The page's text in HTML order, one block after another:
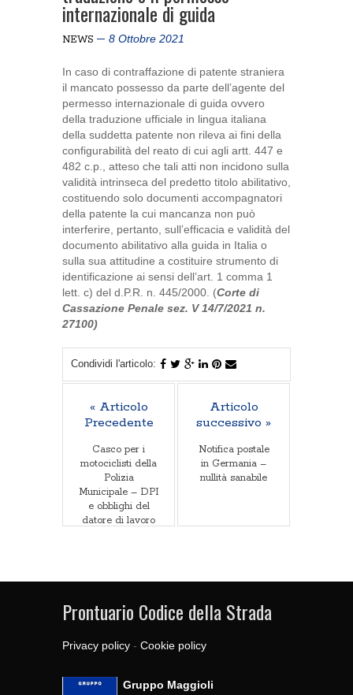
internazionale di guida
NEWS 8 Ottobre 2021
In caso di contraffazione di patente straniera
il mancato possesso da parte dell’agente del
permesso internazionale di guida ovvero
della traduzione ufficiale in lingua italiana
della suddetta patente non rileva ai fini della
configurabilità del reato di cui agli artt. 447 e
482 c.p., atteso che tali atti non incidono sulla
validità intrinseca del predetto titolo abilitativo,
costituendo solo documenti accompagnatori
della patente la cui mancanza non può
interferire, pertanto, sull’efficacia e validità del
documento abilitativo alla guida in Italia o
sulla sua attitudine a costituire strumento di
identificazione ai sensi dell’art. 1 comma 1
lett. c) del d.P.R. n. 445/2000. (Corte di
Cassazione Penale sez. V 14/7/2021 n.
27100)
Condividi l'articolo:
« Articolo
Precedente
Casco per i
motociclisti della
Polizia
Municipale – DPI
e obblighi del
datore di lavoro
Articolo
successivo »
Notifica postale
in Germania –
nullità sanabile
Prontuario Codice della Strada
Privacy policy - Cookie policy
Gruppo Maggioli